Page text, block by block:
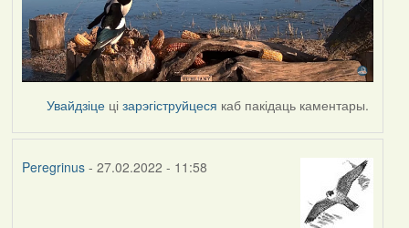
Увайдзіце цізарэгіструйцеся каб пакідаць каментары.
Peregrinus- 27.02.2022 - 11:58